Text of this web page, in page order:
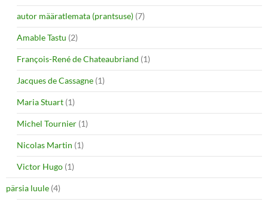
autor määratlemata (prantsuse) (7)
Amable Tastu (2)
François-René de Chateaubriand (1)
Jacques de Cassagne (1)
Maria Stuart (1)
Michel Tournier (1)
Nicolas Martin (1)
Victor Hugo (1)
pärsia luule (4)